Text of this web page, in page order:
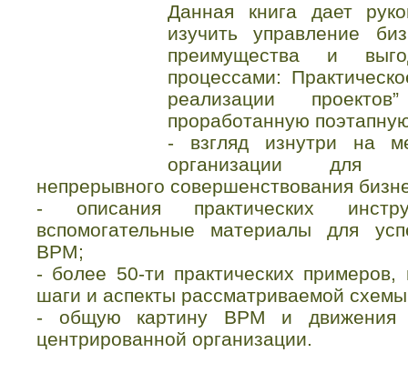
Данная книга дает
изучить управление
преимущества и
процессами:
реализации
проработанную
- взгляд изнутри на
организации для
непрерывного совершенствования
- описания практических
вспомогательные материалы для
BPM;
- более 50-ти практических
шаги и аспекты рассматриваемой
- общую картину BPM и движения
центрированной организации.